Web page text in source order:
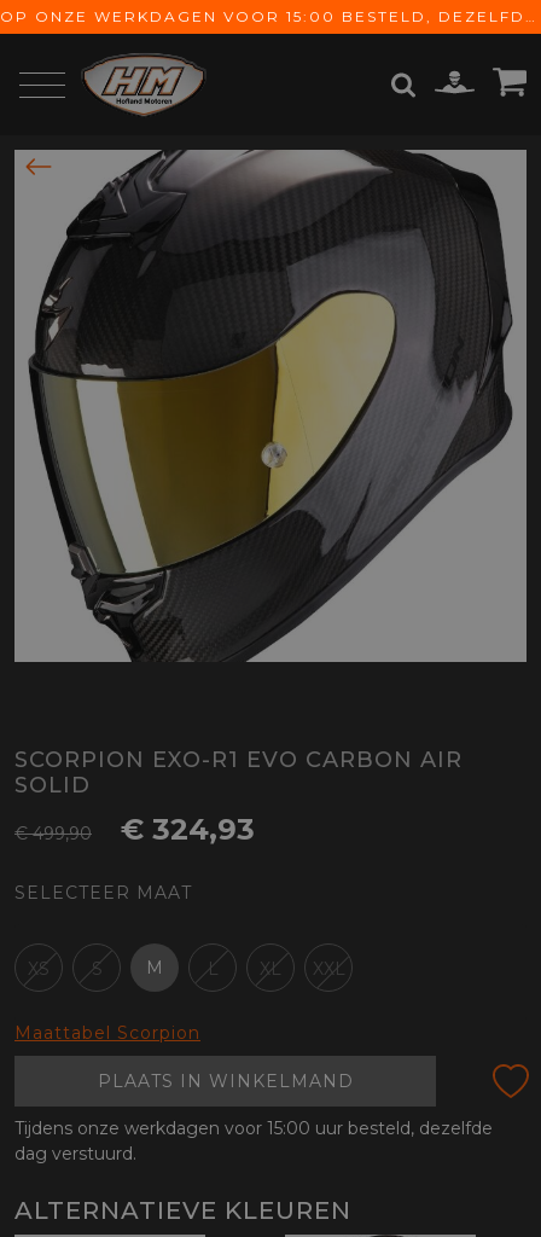
OP ONZE WERKDAGEN VOOR 15:00 BESTELD, DEZELFDE DAG VERZONDEN! GRATIS VERZENDING VANAF € 65,-
ZOEKEN
SCORPION EXO-R1 EVO CARBON AIR
SOLID
€ 499,90 € 324,93
SELECTEER MAAT
XS S M L XL XXL
Maattabel Scorpion
PLAATS IN WINKELMAND
Tijdens onze werkdagen voor 15:00 uur besteld, dezelfde
dag verstuurd.
ALTERNATIEVE KLEUREN